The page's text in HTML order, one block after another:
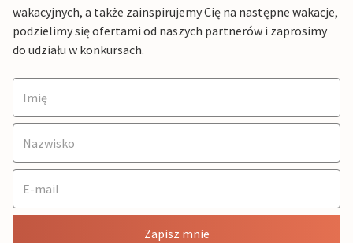
wakacyjnych, a także zainspirujemy Cię na następne wakacje,
podzielimy się ofertami od naszych partnerów i zaprosimy
do udziału w konkursach.
Zapisz mnie